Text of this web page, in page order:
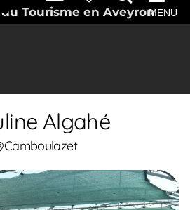
Tourisme en AveyronMENU
Algahé
Camboulazet